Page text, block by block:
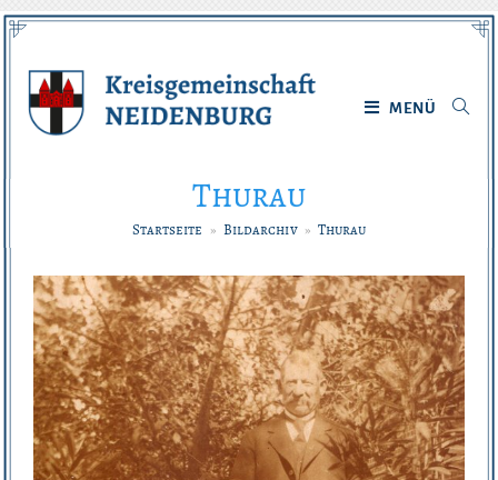
Zum
Inhalt
MENÜ
Thurau
Startseite » Bildarchiv » Thurau